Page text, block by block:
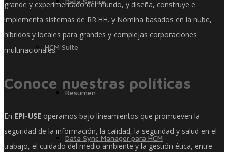
HCM Suite
Resumen
Data Sync Manager para HCM
grande y experimentado del mundo, y diseña, construye e
implementa sistemas de RR.HH. y Nómina basados ​​en la nube,
híbridos y locales para grandes y complejas corporaciones
multinacionales.
Conoce nuestras políticas
En EPI-USE operamos bajo lineamientos que promueven la
seguridad de la información, la calidad, la seguridad y salud en el
trabajo, el cuidado del medio ambiente y la gestión ética, entre